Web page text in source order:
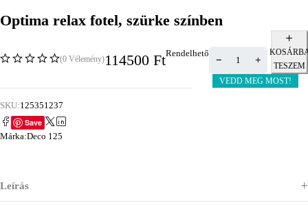
Optima relax fotel, szürke színben
(0 Vélemény)114500 FtRendelhető
TESZEM
VEDD MEG MOST!
SKU:125351237
Save
Márka:Deco 125
Leírás